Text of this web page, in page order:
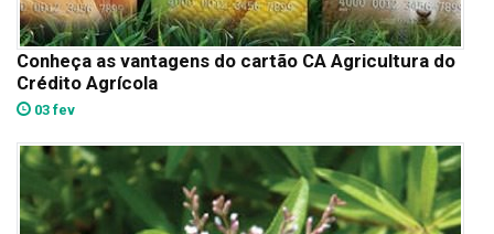
Conheça as vantagens do cartão CA Agricultura do
Crédito Agrícola
03 fev